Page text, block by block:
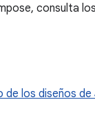
consulta
de los diseños